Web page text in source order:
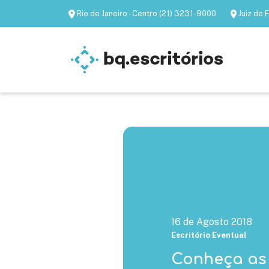
Rio de Janeiro - Centro (21) 3231-9000 Juiz de
Escritórios
16 de Agosto 2018
Escritório Eventual
Conheça